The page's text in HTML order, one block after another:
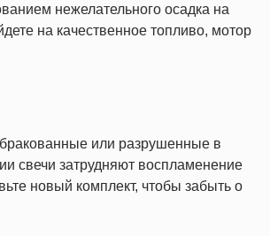
нежелательного осадка на
на качественное топливо, мотор
или разрушенные в
свечи затрудняют воспламенение
новый комплект, чтобы забыть о